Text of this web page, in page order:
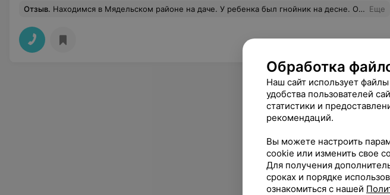
Отзыв. Находимся в Мядельском районе на даче. У ребенка был гнойник на десне. Обратились в Мядельскую ЦРБ. Приняли без проблем и вопросов. Стоматолог быстро обработала десну, дала рекомендации. Спасибо за оперативность и вежливость! Еще
Обработка
Наш сайт использует
удобства пользователей
статистики и
рекомендаций.
Вы можете настроить
cookie или изменить свое
Для получения
сроках и порядке
ознакомиться с нашей